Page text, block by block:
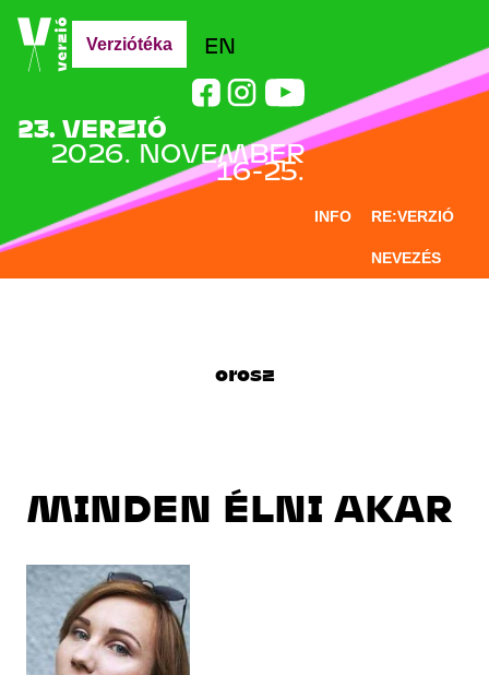
INFO RE:VERZIÓ
NEVEZÉS
EN
23. VERZIÓ
2026. NOVEMBER
16-25.
Verziótéka
orosz
MINDEN ÉLNI AKAR